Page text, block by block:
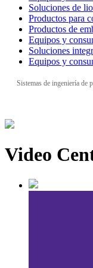
Soluciones de
Productos para
Productos de
Equipos y
Soluciones
Equipos y
Sistemas de ingeniería de
Video